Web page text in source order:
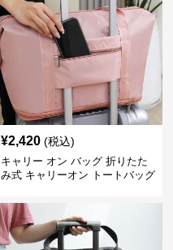
¥2,420 (税込)
キャリー オン バッグ 折りたた
み式 キャリーオン トートバッグ